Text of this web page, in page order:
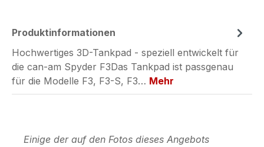
Produktinformationen
Hochwertiges 3D-Tankpad - speziell entwickelt für
die can-am Spyder F3Das Tankpad ist passgenau
für die Modelle F3, F3-S, F3… Mehr
Einige der auf den Fotos dieses Angebots